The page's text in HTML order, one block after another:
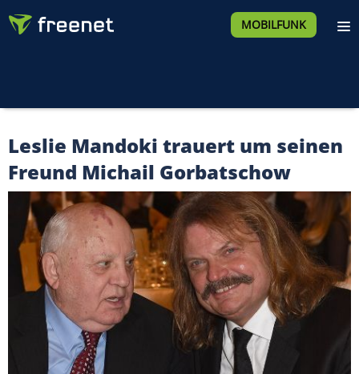
MOBILFUNK
Leslie Mandoki trauert um seinen
Freund Michail Gorbatschow